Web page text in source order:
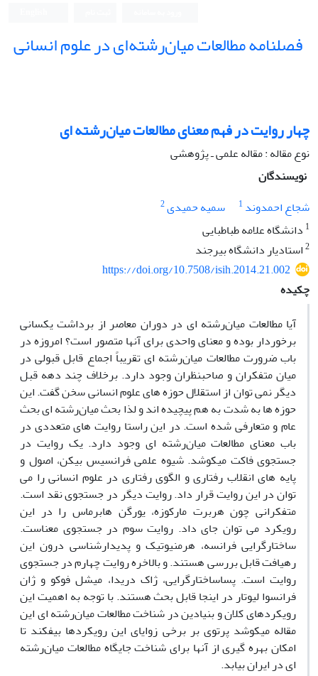
فصلنامه مطالعات میان‌رشته‌ای در علوم انسانی
چهار روایت در فهم معنای مطالعات میان‌رشته ‏ای
نوع مقاله : مقاله علمی ـ پژوهشی
نویسندگان
شجاع احمدوند 1 سمیه حمیدی2
1 دانشگاه علامه طباطبایی
2استادیار دانشگاه بیرجند
https://doi.org/10.7508/isih.2014.21.002
چکیده
آیا مطالعات میان‌رشته ‏ای در دوران معاصر از برداشت یکسانی
برخوردار بوده و معنای واحدی برای آنها متصور است؟ امروزه در
باب ضرورت مطالعات میان‌رشته ‏ای تقریباً اجماع قابل قبولی در
میان متفکران و صاحب‏نظران وجود دارد. برخلاف چند دهه قبل
دیگر نمی ‏توان از استقلال حوزه ‏های علوم انسانی سخن گفت. این
حوزه ‏ها به ‏شدت به‏ هم پیچیده ‏اند و لذا بحث میان‌رشته ‏ای بحث
عام و متعارفی شده است. در این راستا روایت‏ های متعددی در
باب معنای مطالعات میان‌رشته ‏ای وجود دارد. یک روایت در
جست‏جوی فاکت می‏کوشد. شیوه علمی فرانسیس بیکن، اصول و
پایه‏ های انقلاب رفتاری و الگوی رفتاری در علوم انسانی را می
‏توان در این روایت قرار داد. روایت دیگر در جست‏جوی نقد است.
متفکرانی چون هربرت مارکوزه، یورگن هابرماس را در این
رویکرد می ‏توان جای داد. روایت سوم در جست‏جوی معناست.
ساختارگرایی فرانسه، هرمنیوتیک و پدیدارشناسی درون این
رهیافت قابل بررسی هستند. و بالاخره روایت چهارم در جستجوی
روایت است. پساساختارگرایی، ژاک دریدا، میشل فوکو و ژان
فرانسوا لیوتار در اینجا قابل بحث هستند. با توجه به اهمیت این
رویکردهای کلان و بنیادین در شناخت مطالعات میان‌رشته ‏ای این
مقاله می‏کوشد پرتوی بر برخی زوایای این رویکردها بیفکند تا
امکان بهره ‏گیری از آنها برای شناخت جایگاه مطالعات میان‌رشته
‏ای در ایران بیابد.